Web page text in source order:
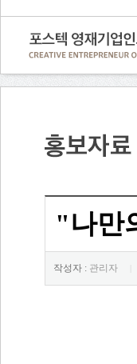
"나만
작성자 : 관리자